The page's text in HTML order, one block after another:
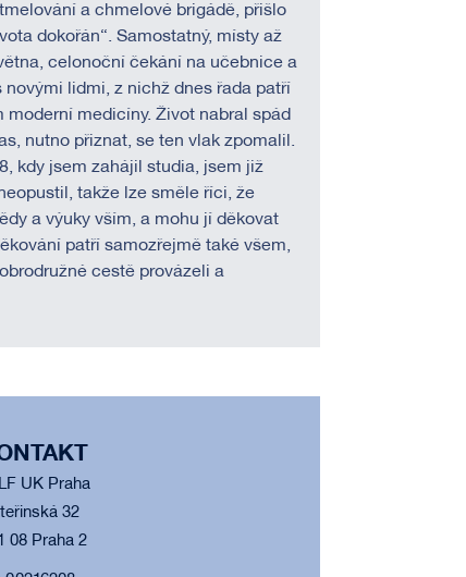
a chmelové brigádě, přišlo
dokořán“. Samostatný, místy až
celonoční čekání na učebnice a
lidmi, z nichž dnes řada patří
moderní medicíny. Život nabral spád
nutno přiznat, se ten vlak zpomalil.
kdy jsem zahájil studia, jsem již
takže lze směle říci, že
a výuky vším, a mohu jí děkovat
patří samozřejmě také všem,
cestě provázeli a
UK Praha
32
08 Praha 2